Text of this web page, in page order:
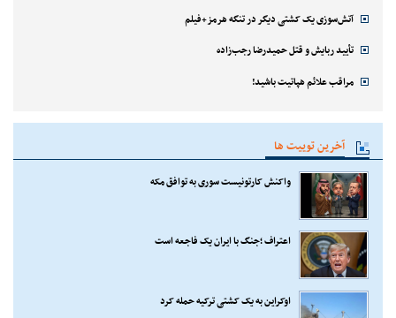
آتش‌سوزی یک کشتی دیگر در تنگه هرمز+فیلم
تأیید ربایش و قتل حمیدرضا رجب‌زاده
مراقب علائم هپاتیت باشید!
آخرین توییت ها
واکنش کارتونیست سوری به توافق مکه
اعتراف ؛جنگ با ایران یک فاجعه است
اوکراین به یک کشتی ترکیه حمله کرد